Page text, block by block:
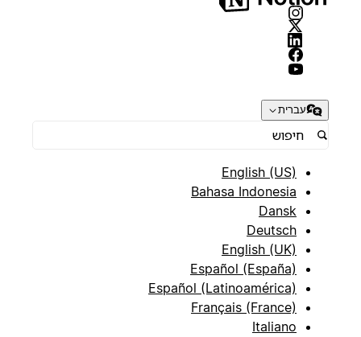
עברית
English (US)
Bahasa Indonesia
Dansk
Deutsch
English (UK)
Español (España)
Español (Latinoamérica)
Français (France)
Italiano